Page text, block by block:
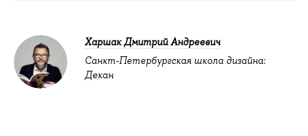
Харшак Дмитрий Андреевич
Санкт-Петербургская школа дизайна:
Декан